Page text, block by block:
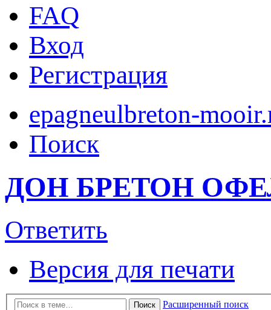
FAQ
Вход
Регистрация
epagneulbreton-
Поиск
ДОН БРЕТОН
Ответить
Версия для печати
Поиск Расширенный поиск